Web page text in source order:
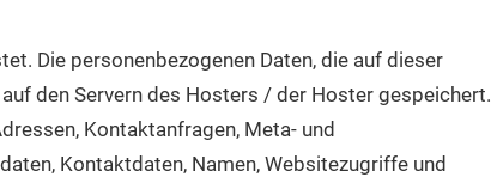
Die personenbezogenen Daten, die auf dieser
den Servern des Hosters / der Hoster gespeichert.
Kontaktanfragen, Meta- und
Kontaktdaten, Namen, Websitezugriffe und